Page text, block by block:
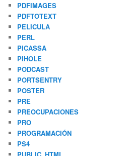
PDFIMAGES
PDFTOTEXT
PELICULA
PERL
PICASSA
PIHOLE
PODCAST
PORTSENTRY
POSTER
PRE
PREOCUPACIONES
PRO
PROGRAMACIÓN
PS4